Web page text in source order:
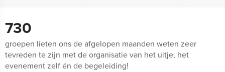
730
groepen lieten ons de afgelopen maanden weten zeer
tevreden te zijn met de organisatie van het uitje, het
evenement zelf én de begeleiding!